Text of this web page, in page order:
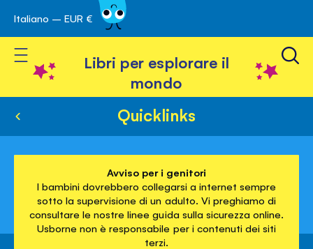
Skip
to
Content
Italiano – EUR €
Toggle Nav
Libri per esplorare il
mondo
Quicklinks
Avviso per i genitori
I bambini dovrebbero collegarsi a internet sempre
sotto la supervisione di un adulto. Vi preghiamo di
consultare le nostre linee guida sulla sicurezza online.
Usborne non è responsabile per i contenuti dei siti
terzi.